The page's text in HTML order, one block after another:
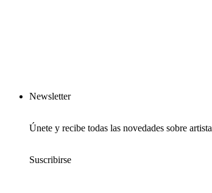
Newsletter
Únete y recibe todas las novedades sobre
Suscribirse